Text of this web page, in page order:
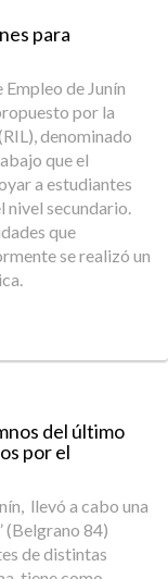
para
de Junín
por la
denominado
que el
a estudiantes
nivel secundario.
que
se realizó un
del último
por el
llevó a cabo una
(Belgrano 84)
de distintas